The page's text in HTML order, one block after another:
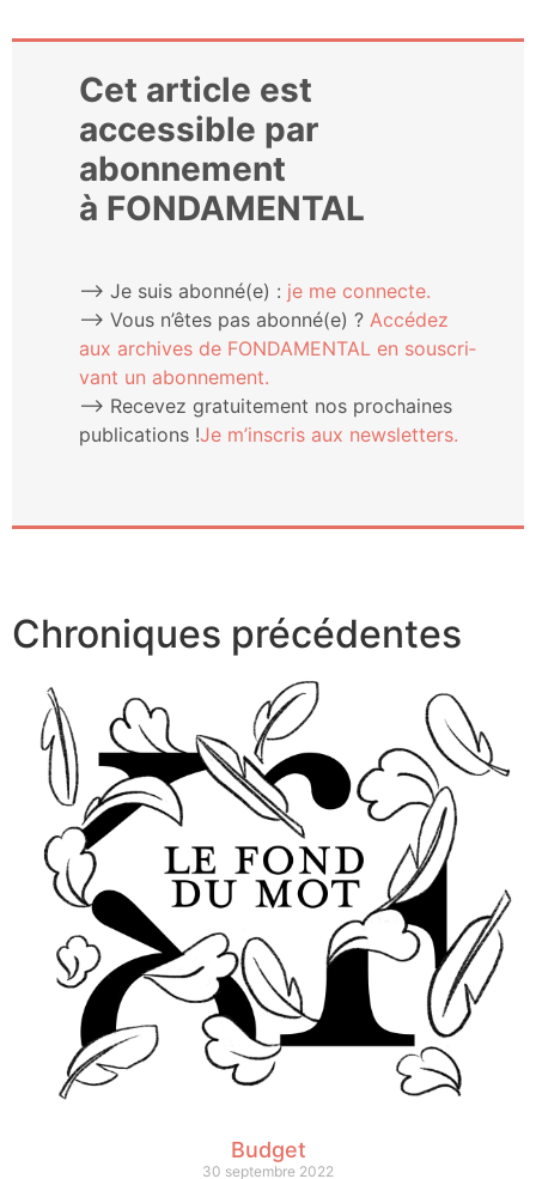
Cet article est
accessible par
abonnement
à FONDAMENTAL
⟶ Je suis abonné(e) : je me connecte.
⟶ Vous n’êtes pas abonné(e) ? Accé­dez
aux archives de FONDAMENTAL en sous­cri­
vant un abonnement.
⟶ Rece­vez gra­tui­te­ment nos pro­chaines
publi­ca­tions !Je m’ins­cris aux newsletters.
Chroniques précédentes
Budget
30 septembre 2022